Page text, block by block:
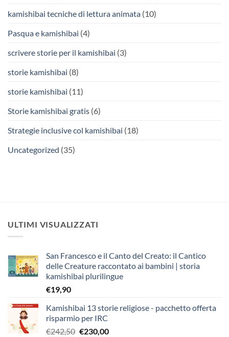
kamishibai tecniche di lettura animata (10)
Pasqua e kamishibai (4)
scrivere storie per il kamishibai (3)
storie kamishibai (8)
storie kamishibai (11)
Storie kamishibai gratis (6)
Strategie inclusive col kamishibai (18)
Uncategorized (35)
ULTIMI VISUALIZZATI
San Francesco e il Canto del Creato: il Cantico
delle Creature raccontato ai bambini | storia
kamishibai plurilingue
€19,90
Kamishibai 13 storie religiose - pacchetto offerta
risparmio per IRC
€242,50 Il
€230,00Il